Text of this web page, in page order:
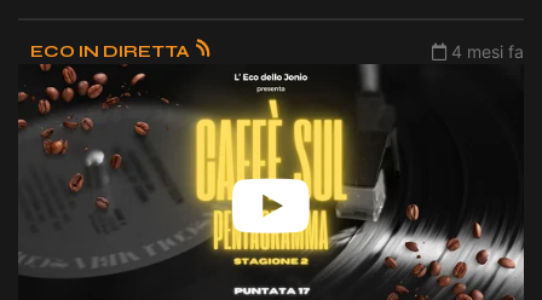
ECO IN DIRETTA 4 mesi fa